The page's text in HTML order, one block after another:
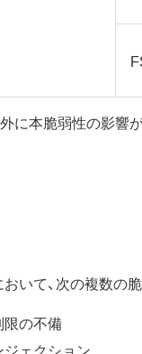
に本脆弱性の影響
いて、次の複数の
限の不備
ェクション